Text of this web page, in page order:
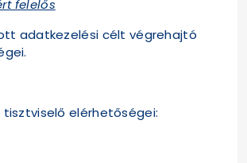
felelős
adatkezelési célt végrehajtó
elérhetőségei: